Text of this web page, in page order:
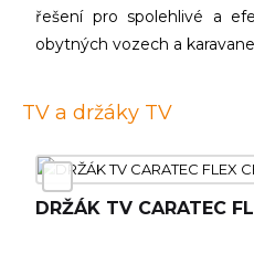
řešení pro spolehlivé a
obytných vozech a
TV a držáky TV
DRŽÁK TV CARATEC